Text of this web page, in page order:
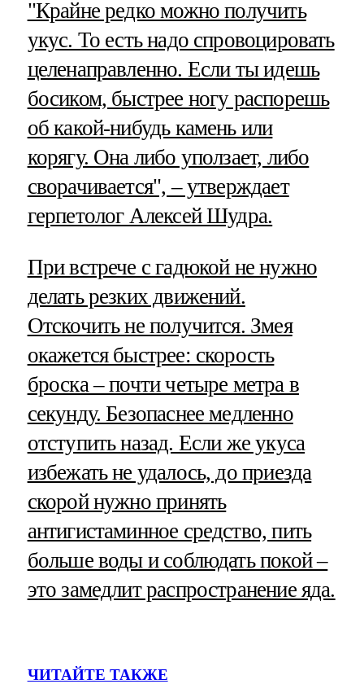
"Крайне редко можно получить
укус. То есть надо спровоцировать
целенаправленно. Если ты идешь
босиком, быстрее ногу распорешь
об какой-нибудь камень или
корягу. Она либо уползает, либо
сворачивается", – утверждает
герпетолог Алексей Шудра.
При встрече с гадюкой не нужно
делать резких движений.
Отскочить не получится. Змея
окажется быстрее: скорость
броска – почти четыре метра в
секунду. Безопаснее медленно
отступить назад. Если же укуса
избежать не удалось, до приезда
скорой нужно принять
антигистаминное средство, пить
больше воды и соблюдать покой –
это замедлит распространение яда.
ЧИТАЙТЕ ТАКЖЕ